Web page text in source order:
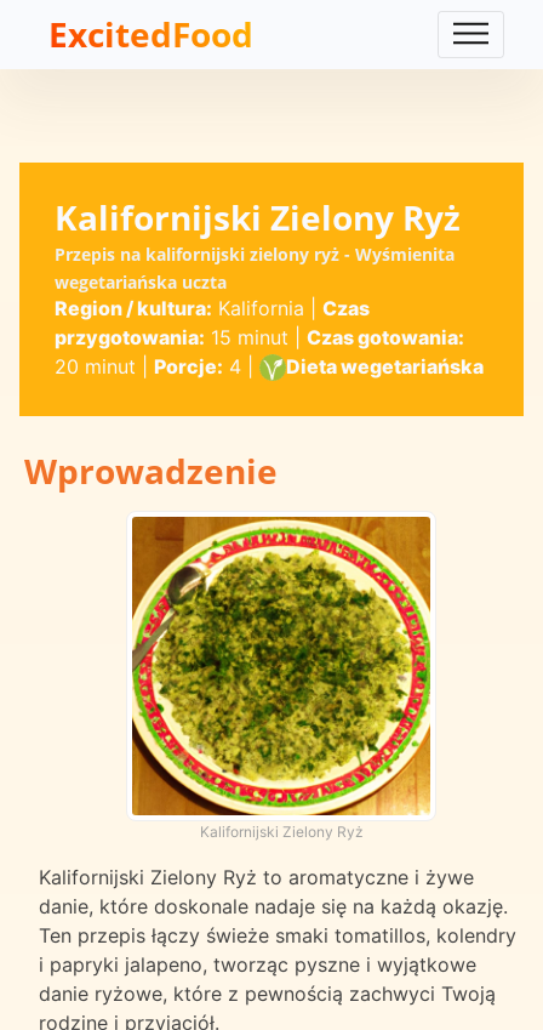
ExcitedFood
Kalifornijski Zielony Ryż
Przepis na kalifornijski zielony ryż - Wyśmienita
wegetariańska uczta
Region / kultura: Kalifornia
Czas
przygotowania: 15 minut
Czas gotowania:
20 minut
Porcje: 4| Dieta wegetariańska
Wprowadzenie
Kalifornijski Zielony Ryż
Kalifornijski Zielony Ryż to aromatyczne i żywe
danie, które doskonale nadaje się na każdą okazję.
Ten przepis łączy świeże smaki tomatillos, kolendry
i papryki jalapeno, tworząc pyszne i wyjątkowe
danie ryżowe, które z pewnością zachwyci Twoją
rodzinę i przyjaciół.